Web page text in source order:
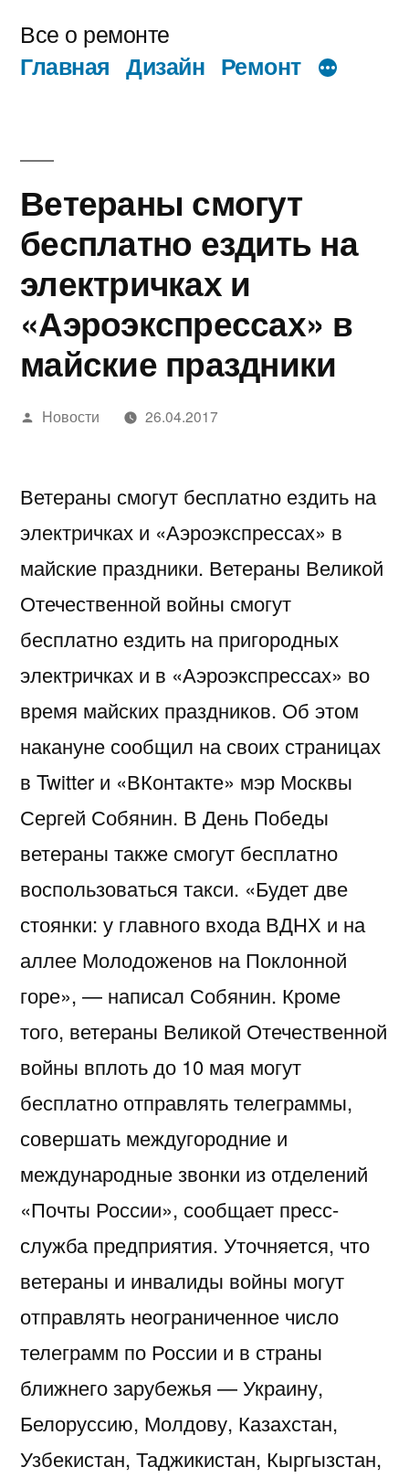
содержимому
Все о ремонте
Главная Дизайн Ремонт
Ветераны смогут
бесплатно ездить на
электричках и
«Аэроэкспрессах» в
майские праздники
Написано
Новости 26.04.2017
Ветераны смогут бесплатно ездить на
электричках и «Аэроэкспрессах» в
майские праздники. Ветераны Великой
Отечественной войны смогут
бесплатно ездить на пригородных
электричках и в «Аэроэкспрессах» во
время майских праздников. Об этом
накануне сообщил на своих страницах
в Twitter и «ВКонтакте» мэр Москвы
Сергей Собянин. В День Победы
ветераны также смогут бесплатно
воспользоваться такси. «Будет две
стоянки: у главного входа ВДНХ и на
аллее Молодоженов на Поклонной
горе», — написал Собянин. Кроме
того, ветераны Великой Отечественной
войны вплоть до 10 мая могут
бесплатно отправлять телеграммы,
совершать междугородние и
международные звонки из отделений
«Почты России», сообщает пресс-
служба предприятия. Уточняется, что
ветераны и инвалиды войны могут
отправлять неограниченное число
телеграмм по России и в страны
ближнего зарубежья — Украину,
Белоруссию, Молдову, Казахстан,
Узбекистан, Таджикистан, Кыргызстан,